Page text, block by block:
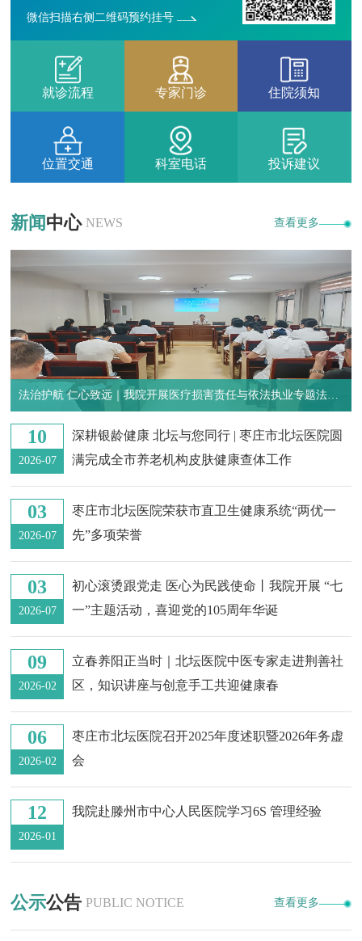
微信扫描右侧二维码预约挂号
就诊流程 专家门诊 住院须知
位置交通 科室电话 投诉建议
新闻中心 NEWS 查看更多
法治护航 仁心致远｜我院开展医疗损害责任与依法执业专题法制
培训
10
2026-07
深耕银龄健康 北坛与您同行 | 枣庄市北坛医院圆
满完成全市养老机构皮肤健康查体工作
03
2026-07
枣庄市北坛医院荣获市直卫生健康系统“两优一
先”多项荣誉
03
2026-07
初心滚烫跟党走 医心为民践使命丨我院开展 “七
一”主题活动，喜迎党的105周年华诞
09
2026-02
立春养阳正当时｜北坛医院中医专家走进荆善社
区，知识讲座与创意手工共迎健康春
06
2026-02
枣庄市北坛医院召开2025年度述职暨2026年务虚
会
12
2026-01
我院赴滕州市中心人民医院学习6S 管理经验
公示公告 PUBLIC NOTICE 查看更多